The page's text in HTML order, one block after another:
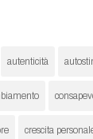
autenticità
crescita